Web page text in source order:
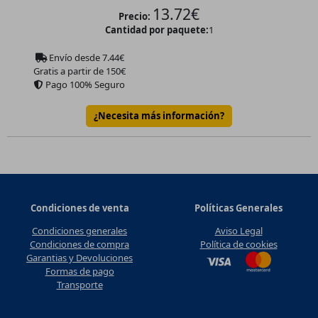
Precio: 13.72€
Cantidad por paquete:1
Envío desde7.44€
Gratis a partir de 150€
Pago 100% Seguro
¿Necesita más información?
Condiciones de venta
Condiciones generales
Condiciones de compra
Garantias y Devoluciones
Formas de pago
Transporte
Políticas Generales
Aviso Legal
Política de cookies